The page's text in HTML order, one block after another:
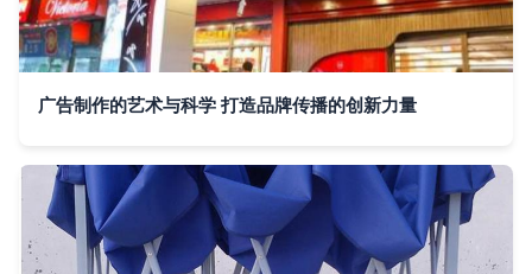
广告制作的艺术与科学 打造品牌传播的创新力量